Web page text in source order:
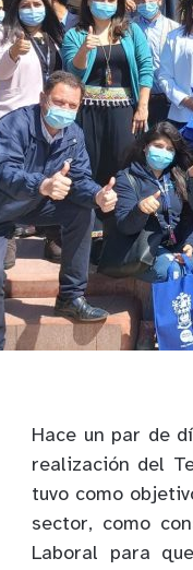
Hace un par de
realización del T
tuvo como
sector, como
Laboral para